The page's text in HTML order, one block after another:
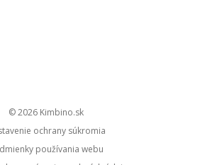
© 2026
kimbino.sk
ochrany súkromia
používania webu